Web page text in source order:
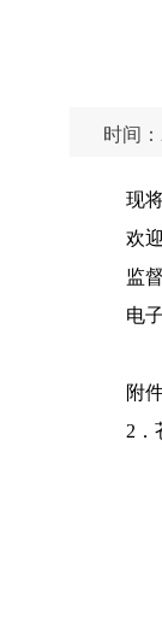
时间
现
欢
监
电
附
2．